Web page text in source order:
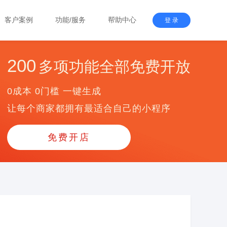
客户案例 功能/服务 帮助中心 登 录
200 多项功能全部免费开放
0成本 0门槛 一键生成
让每个商家都拥有最适合自己的小程序
免费开店